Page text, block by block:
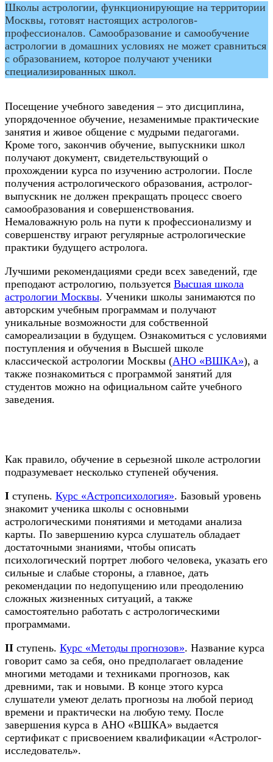
Школы астрологии, функционирующие на территории
Москвы, готовят настоящих астрологов-
профессионалов. Самообразование и самообучение
астрологии в домашних условиях не может сравниться
с образованием, которое получают ученики
специализированных школ.
Посещение учебного заведения – это дисциплина,
упорядоченное обучение, незаменимые практические
занятия и живое общение с мудрыми педагогами.
Кроме того, закончив обучение, выпускники школ
получают документ, свидетельствующий о
прохождении курса по изучению астрологии. После
получения астрологического образования, астролог-
выпускник не должен прекращать процесс своего
самообразования и совершенствования.
Немаловажную роль на пути к профессионализму и
совершенству играют регулярные астрологические
практики будущего астролога.
Лучшими рекомендациями среди всех заведений, где
преподают астрологию, пользуется Высшая школа
астрологии Москвы. Ученики школы занимаются по
авторским учебным программам и получают
уникальные возможности для собственной
самореализации в будущем. Ознакомиться с условиями
поступления и обучения в Высшей школе
классической астрологии Москвы (АНО «ВШКА»), а
также познакомиться с программой занятий для
студентов можно на официальном сайте учебного
заведения.
Как правило, обучение в серьезной школе астрологии
подразумевает несколько ступеней обучения.
I ступень. Курс «Астропсихология». Базовый уровень
знакомит ученика школы с основными
астрологическими понятиями и методами анализа
карты. По завершению курса слушатель обладает
достаточными знаниями, чтобы описать
психологический портрет любого человека, указать его
сильные и слабые стороны, а главное, дать
рекомендации по недопущению или преодолению
сложных жизненных ситуаций, а также
самостоятельно работать с астрологическими
программами.
II ступень. Курс «Методы прогнозов». Название курса
говорит само за себя, оно предполагает овладение
многими методами и техниками прогнозов, как
древними, так и новыми. В конце этого курса
слушатели умеют делать прогнозы на любой период
времени и практически на любую тему. После
завершения курса в АНО «ВШКА» выдается
сертификат с присвоением квалификации «Астролог-
исследователь».